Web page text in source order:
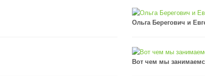
Ольга Берегович и
Вот чем мы